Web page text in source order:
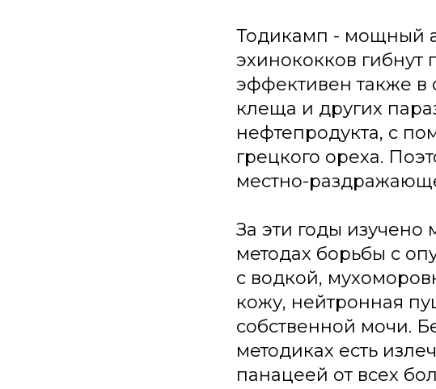
Тодикамп - мощный
эхинококков
эффективен также в
клеща и других
нефтепродукта, с
грецкого ореха.
местно-
За эти годы изучено
методах борьбы с
с водкой,
кожу, нейтронная
собственной мочи.
методиках есть
панацеей от всех